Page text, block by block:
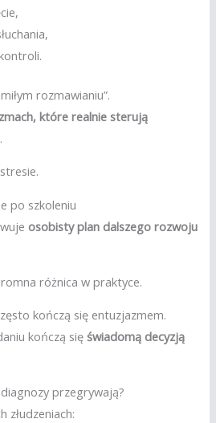
rozmawianiu”.
które realnie sterują
.
po szkoleniu
osobisty plan dalszego rozwoju
różnica w praktyce.
kończą się entuzjazmem.
kończą sięświadomą decyzją
przegrywają?
złudzeniach: